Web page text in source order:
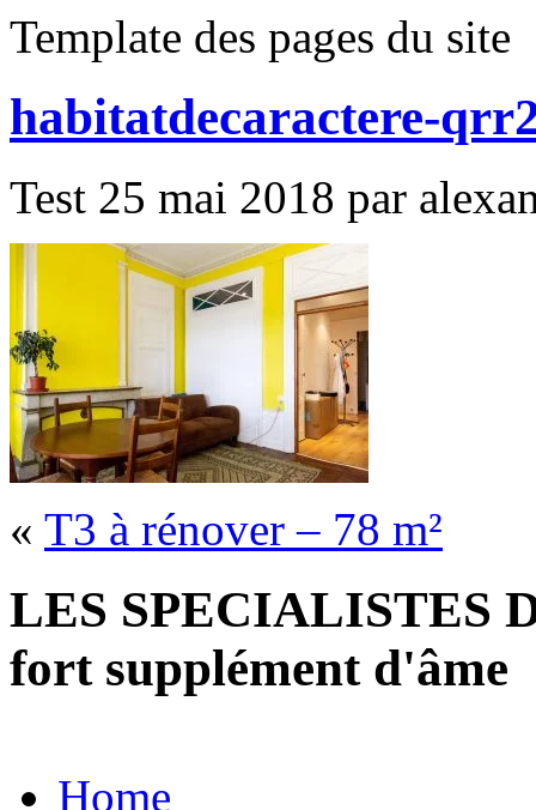
Template des pages du site
habitatdecaractere-
Test 25 mai 2018 par
« T3 à rénover – 78 m²
LES SPECIALISTES
fort supplément d'âme
Home